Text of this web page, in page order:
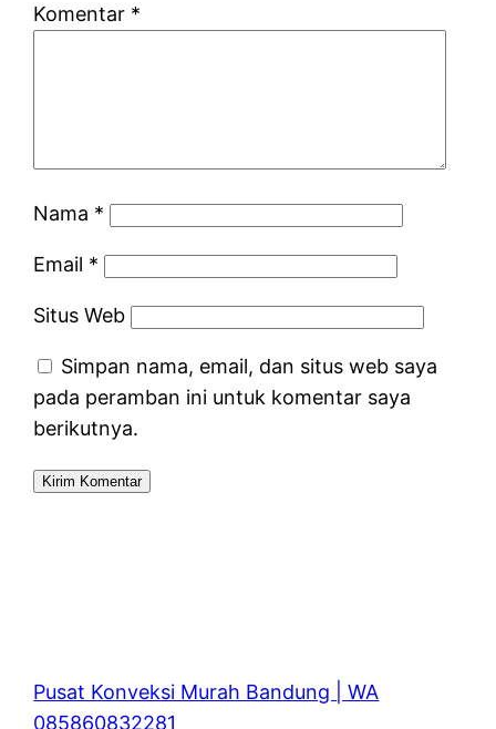
Komentar *
Nama *
Email *
Situs Web
Simpan nama, email, dan situs web saya
pada peramban ini untuk komentar saya
berikutnya.
Pusat Konveksi Murah Bandung | WA
085860832281